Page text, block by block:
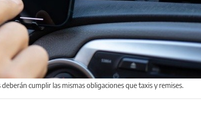
cumplir las mismas obligaciones que taxis y remises.